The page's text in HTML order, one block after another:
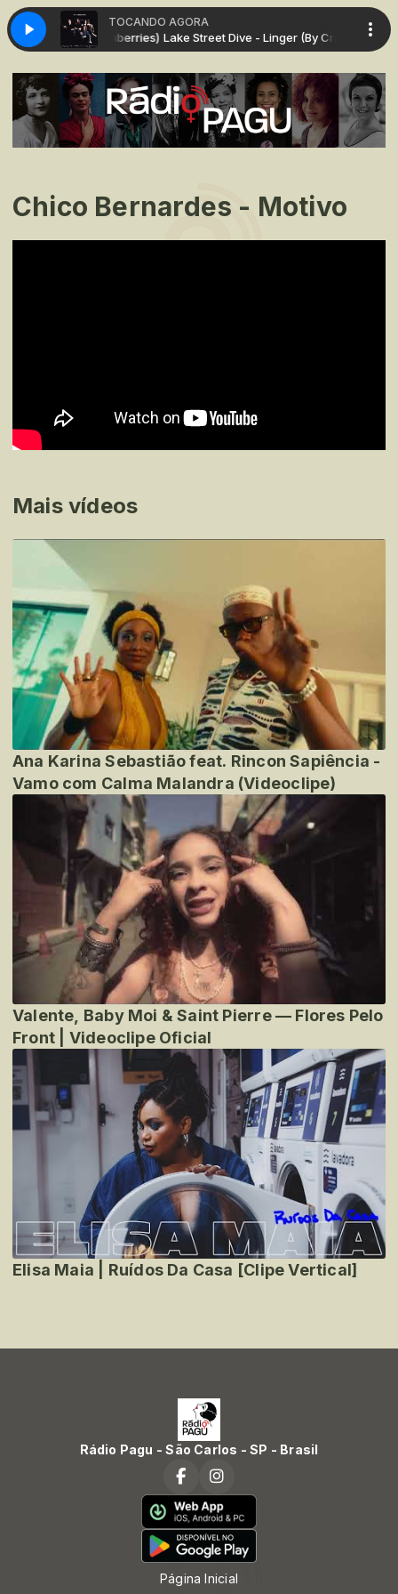
TOCANDO AGORA
- Linger (By Cramberries) Lake Street Dive - Linger (By Cramberries)
Chico Bernardes - Motivo
Mais vídeos
Ana Karina Sebastião feat. Rincon Sapiência -
Vamo com Calma Malandra (Videoclipe)
Valente, Baby Moi & Saint Pierre — Flores Pelo
Front | Videoclipe Oficial
Elisa Maia | Ruídos Da Casa [Clipe Vertical]
Rádio Pagu - São Carlos - SP - Brasil
Página Inicial